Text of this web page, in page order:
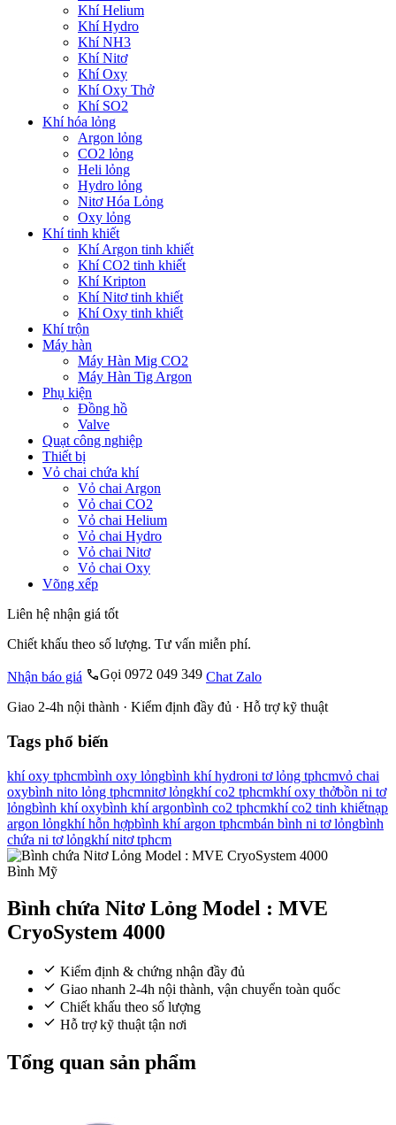
Khí Helium
Khí Hydro
Khí NH3
Khí Nitơ
Khí Oxy
Khí Oxy Thở
Khí SO2
Khí hóa lỏng
Argon lỏng
CO2 lỏng
Heli lỏng
Hydro lỏng
Nitơ Hóa Lỏng
Oxy lỏng
Khí tinh khiết
Khí Argon tinh khiết
Khí CO2 tinh khiết
Khí Kripton
Khí Nitơ tinh khiết
Khí Oxy tinh khiết
Khí trộn
Máy hàn
Máy Hàn Mig CO2
Máy Hàn Tig Argon
Phụ kiện
Đồng hồ
Valve
Quạt công nghiệp
Thiết bị
Vỏ chai chứa khí
Vỏ chai Argon
Vỏ chai CO2
Vỏ chai Helium
Vỏ chai Hydro
Vỏ chai Nitơ
Vỏ chai Oxy
Võng xếp
Liên hệ nhận giá tốt
Chiết khấu theo số lượng. Tư vấn miễn phí.
Nhận báo giá Gọi 0972 049 349 Chat Zalo
Giao 2-4h nội thành · Kiểm định đầy đủ · Hỗ trợ kỹ thuật
Tags phổ biến
khí oxy tphcmbình oxy lỏngbình khí hydroni tơ lỏng tphcmvỏ chai
oxybình nito lỏng tphcmnitơ lỏngkhí co2 tphcmkhí oxy thởbồn ni tơ
lỏngbình khí oxybình khí argonbình co2 tphcmkhí co2 tinh khiếtnạp
argon lỏngkhí hỗn hợpbình khí argon tphcmbán bình ni tơ lỏngbình
chứa ni tơ lỏngkhí nitơ tphcm
Bình Mỹ
Bình chứa Nitơ Lỏng Model : MVE
CryoSystem 4000
Kiểm định & chứng nhận đầy đủ
Giao nhanh 2-4h nội thành, vận chuyển toàn quốc
Chiết khấu theo số lượng
Hỗ trợ kỹ thuật tận nơi
Tổng quan sản phẩm